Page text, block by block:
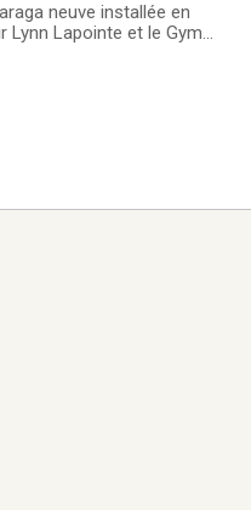
neuve installée en
Lynn Lapointe et le Gym